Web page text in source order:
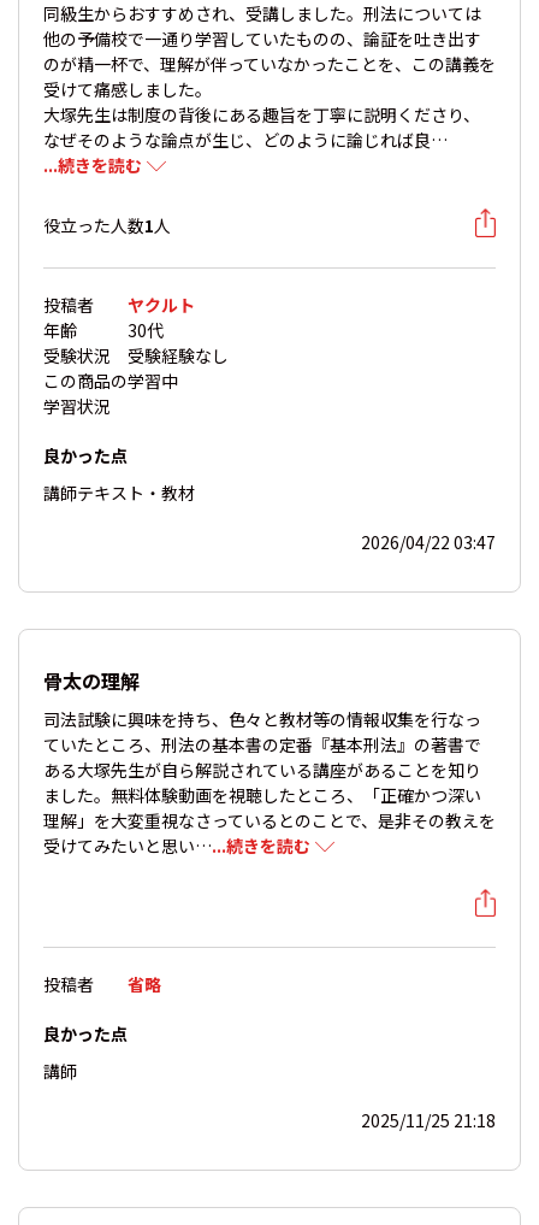
同級生からおすすめされ、受講しました。刑法については
他の予備校で一通り学習していたものの、論証を吐き出す
のが精一杯で、理解が伴っていなかったことを、この講義を
受けて痛感しました。
大塚先生は制度の背後にある趣旨を丁寧に説明くださり、
なぜそのような論点が生じ、どのように論じれば良…
...続きを読む
役立った人数1人
投稿者
ヤクルト
年齢
30代
受験状況
受験経験なし
この商品の
学習状況
学習中
良かった点
講師テキスト・教材
2026/04/22 03:47
骨太の理解
司法試験に興味を持ち、色々と教材等の情報収集を行なっ
ていたところ、刑法の基本書の定番『基本刑法』の著書で
ある大塚先生が自ら解説されている講座があることを知り
ました。無料体験動画を視聴したところ、「正確かつ深い
理解」を大変重視なさっているとのことで、是非その教えを
受けてみたいと思い…...続きを読む
投稿者 省略
良かった点
講師
2025/11/25 21:18